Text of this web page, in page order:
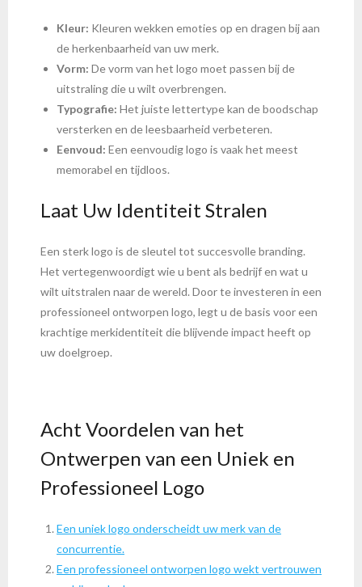
Kleur: Kleuren wekken emoties op en dragen bij aan
de herkenbaarheid van uw merk.
Vorm: De vorm van het logo moet passen bij de
uitstraling die u wilt overbrengen.
Typografie: Het juiste lettertype kan de boodschap
versterken en de leesbaarheid verbeteren.
Eenvoud: Een eenvoudig logo is vaak het meest
memorabel en tijdloos.
Laat Uw Identiteit Stralen
Een sterk logo is de sleutel tot succesvolle branding.
Het vertegenwoordigt wie u bent als bedrijf en wat u
wilt uitstralen naar de wereld. Door te investeren in een
professioneel ontworpen logo, legt u de basis voor een
krachtige merkidentiteit die blijvende impact heeft op
uw doelgroep.
Acht Voordelen van het
Ontwerpen van een Uniek en
Professioneel Logo
Een uniek logo onderscheidt uw merk van de
concurrentie.
Een professioneel ontworpen logo wekt vertrouwen